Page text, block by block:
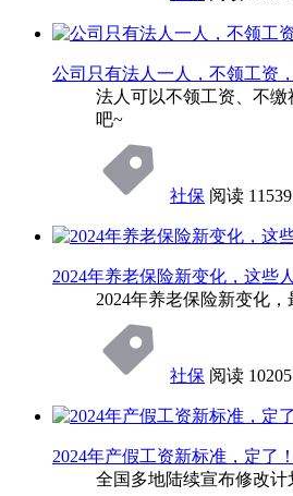
公司只有法人一人，不领工资
法人可以不领工资、不
吧~
社保 阅读 11539
2024年养老保险新变化，这些
2024年养老保险新变化
社保 阅读 10205
2024年产假工资新标准，定了！
全国多地陆续宣布修改